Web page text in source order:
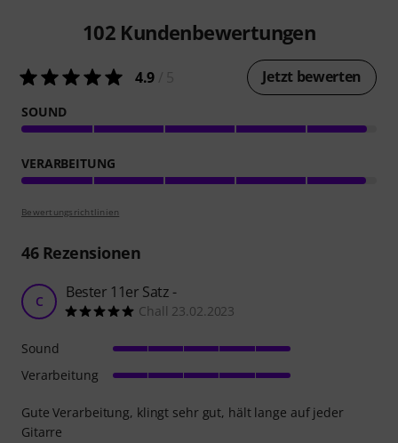
102 Kundenbewertungen
4.9 Jetzt bewerten
SOUND
VERARBEITUNG
Bewertungsrichtlinien
46Rezensionen
C Bester 11er Satz -
Chall 23.02.2023
Gute Verarbeitung, klingt sehr gut, hält lange auf jeder
Gitarre
Sound
Verarbeitung